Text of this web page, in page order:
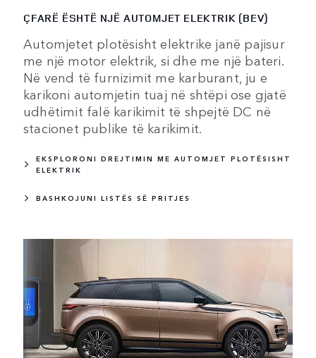
ÇFARË ËSHTË NJË AUTOMJET ELEKTRIK (BEV)
Automjetet plotësisht elektrike janë pajisur
me një motor elektrik, si dhe me një bateri.
Në vend të furnizimit me karburant, ju e
karikoni automjetin tuaj në shtëpi ose gjatë
udhëtimit falë karikimit të shpejtë DC në
stacionet publike të karikimit.
EKSPLORONI DREJTIMIN ME AUTOMJET PLOTËSISHT
ELEKTRIK
BASHKOJUNI LISTËS SË PRITJES